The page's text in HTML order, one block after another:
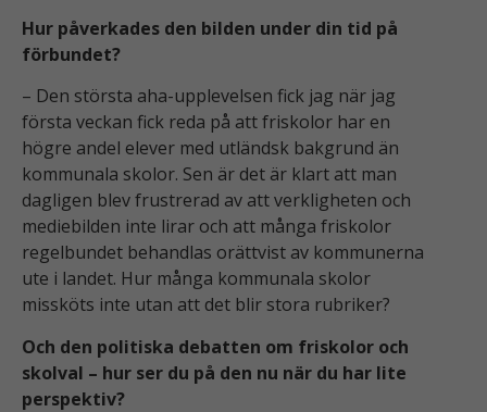
Hur påverkades den bilden under din tid på
förbundet?
– Den största aha-upplevelsen fick jag när jag
första veckan fick reda på att friskolor har en
högre andel elever med utländsk bakgrund än
kommunala skolor. Sen är det är klart att man
dagligen blev frustrerad av att verkligheten och
mediebilden inte lirar och att många friskolor
regelbundet behandlas orättvist av kommunerna
ute i landet. Hur många kommunala skolor
missköts inte utan att det blir stora rubriker?
Och den politiska debatten om friskolor och
skolval – hur ser du på den nu när du har lite
perspektiv?